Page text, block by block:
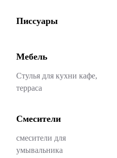
Писсуары
Мебель
Стулья для кухни кафе,
терраса
Смесители
смесители для
умывальника